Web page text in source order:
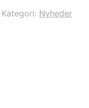
Kategori: Nyheder